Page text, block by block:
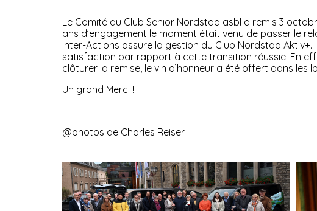
Le Comité du Club Senior Nordstad asbl a remis 3
ans d’engagement le moment était venu de passer le
Inter-Actions assure la gestion du Club Nordstad
satisfaction par rapport à cette transition réussie. En
clôturer la remise, le vin d’honneur a été offert dans les
Un grand Merci !
@photos de Charles Reiser